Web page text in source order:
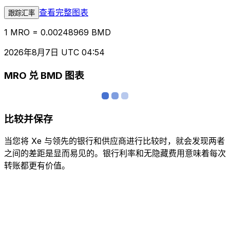
跟踪汇率 查看完整图表
1 MRO = 0.00248969 BMD
2026年8月7日 UTC 04:54
MRO 兑 BMD 图表
比较并保存
当您将 Xe 与领先的银行和供应商进行比较时，就会发现两者
之间的差距是显而易见的。银行利率和无隐藏费用意味着每次
转账都更有价值。